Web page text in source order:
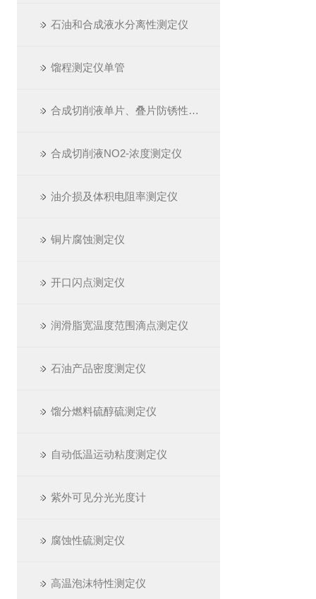
石油和合成液水分离性测定仪
馏程测定仪单管
合成切削液单片、叠片防锈性测定仪
合成切削液NO2-浓度测定仪
油介损及体积电阻率测定仪
铜片腐蚀测定仪
开口闪点测定仪
润滑脂宽温度范围滴点测定仪
石油产品密度测定仪
馏分燃料硫醇硫测定仪
自动低温运动粘度测定仪
紫外可见分光光度计
腐蚀性硫测定仪
高温泡沫特性测定仪